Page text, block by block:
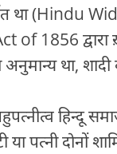
था (Hindu
of 1856 द्वारा
था, शादी
हिन्दू
या पत्नी दोनों